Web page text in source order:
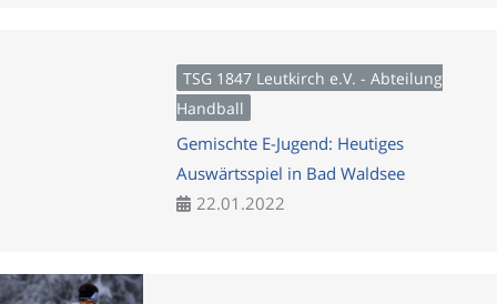
TSG 1847 Leutkirch e.V. - Abteilung
Handball
Gemischte E-Jugend: Heutiges
Auswärtsspiel in Bad Waldsee
22.01.2022